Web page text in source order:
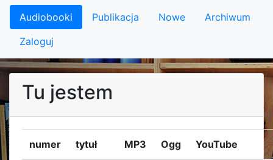
Audiobooki Publikacja Nowe
Archiwum
Zaloguj
Tu jestem
numer tytuł MP3 Ogg YouTube